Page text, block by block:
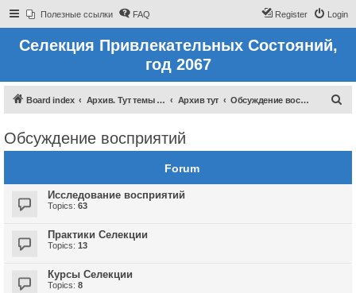
Полезные ссылки FAQ Login
Register
Селекция Привлекательных Состояний,
год 2067
Board index Архив. Тут темы которые были до 2022 года Архив тут Обсуждение восприятий
Обсуждение восприятий
Forum
Исследование восприятий
Topics: 63
Практики Селекции
Topics: 13
Курсы Селекции
Topics: 8